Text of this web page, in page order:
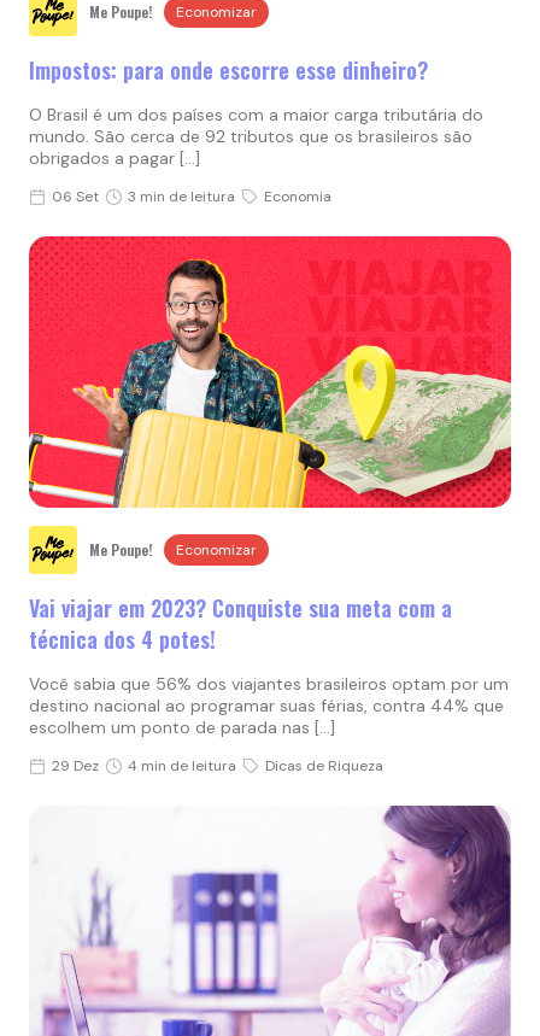
Me Poupe! Economizar
Impostos: para onde escorre esse dinheiro?
O Brasil é um dos países com a maior carga tributária do
mundo. São cerca de 92 tributos que os brasileiros são
obrigados a pagar […]
06 Set 3 min de leitura Economia
Me Poupe! Economizar
Vai viajar em 2023? Conquiste sua meta com a
técnica dos 4 potes!
Você sabia que 56% dos viajantes brasileiros optam por um
destino nacional ao programar suas férias, contra 44% que
escolhem um ponto de parada nas […]
29 Dez 4 min de leitura Dicas de Riqueza